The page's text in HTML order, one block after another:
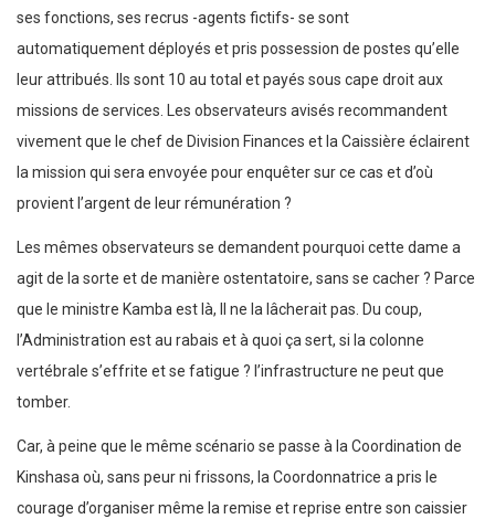
ses fonctions, ses recrus -agents fictifs- se sont
automatiquement déployés et pris possession de postes qu’elle
leur attribués. Ils sont 10 au total et payés sous cape droit aux
missions de services. Les observateurs avisés recommandent
vivement que le chef de Division Finances et la Caissière éclairent
la mission qui sera envoyée pour enquêter sur ce cas et d’où
provient l’argent de leur rémunération ?
Les mêmes observateurs se demandent pourquoi cette dame a
agit de la sorte et de manière ostentatoire, sans se cacher ? Parce
que le ministre Kamba est là, Il ne la lâcherait pas. Du coup,
l’Administration est au rabais et à quoi ça sert, si la colonne
vertébrale s’effrite et se fatigue ? l’infrastructure ne peut que
tomber.
Car, à peine que le même scénario se passe à la Coordination de
Kinshasa où, sans peur ni frissons, la Coordonnatrice a pris le
courage d’organiser même la remise et reprise entre son caissier